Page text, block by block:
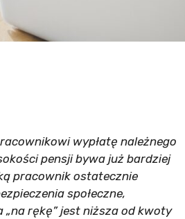
wypłatę należnego
pensji bywa już bardziej
pracownik ostatecznie
społeczne,
rękę” jest niższa od kwoty